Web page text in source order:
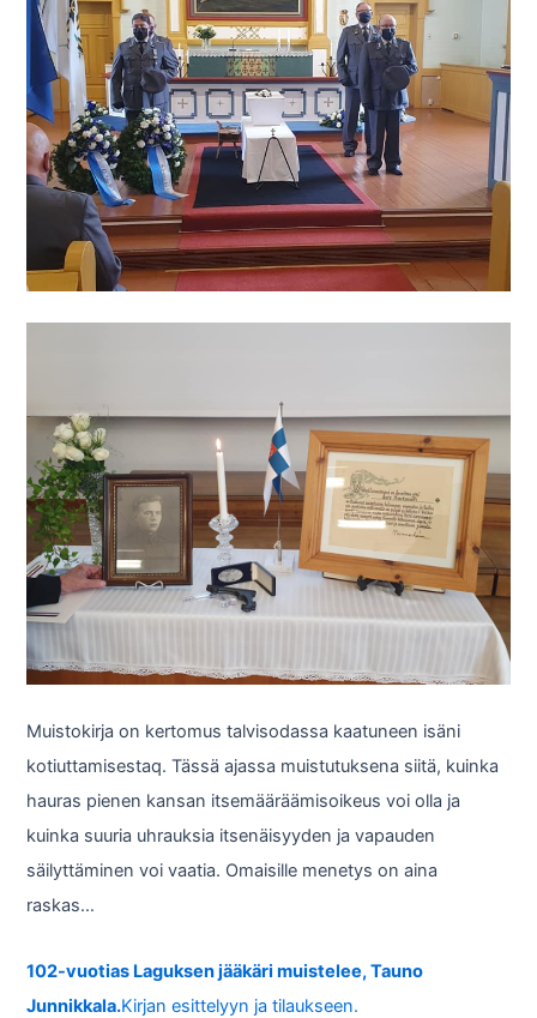
Muistokirja on kertomus talvisodassa kaatuneen isäni
kotiuttamisestaq. Tässä ajassa muistutuksena siitä, kuinka
hauras pienen kansan itsemääräämisoikeus voi olla ja
kuinka suuria uhrauksia itsenäisyyden ja vapauden
säilyttäminen voi vaatia. Omaisille menetys on aina
raskas…
102-vuotias Laguksen jääkäri muistelee, Tauno
Junnikkala.Kirjan esittelyyn ja tilaukseen.